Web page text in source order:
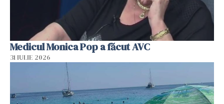
Medicul Monica Pop a făcut AVC
31 IULIE 2026